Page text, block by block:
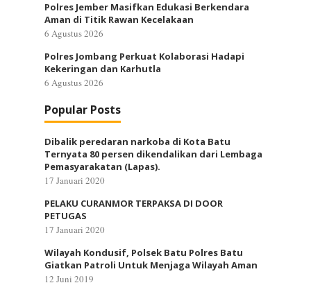
Polres Jember Masifkan Edukasi Berkendara
Aman di Titik Rawan Kecelakaan
6 Agustus 2026
Polres Jombang Perkuat Kolaborasi Hadapi
Kekeringan dan Karhutla
6 Agustus 2026
Popular Posts
Dibalik peredaran narkoba di Kota Batu
Ternyata 80 persen dikendalikan dari Lembaga
Pemasyarakatan (Lapas).
17 Januari 2020
PELAKU CURANMOR TERPAKSA DI DOOR
PETUGAS
17 Januari 2020
Wilayah Kondusif, Polsek Batu Polres Batu
Giatkan Patroli Untuk Menjaga Wilayah Aman
12 Juni 2019